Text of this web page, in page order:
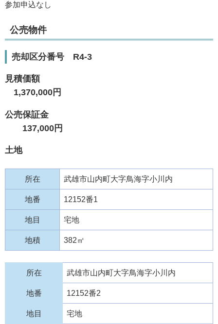
参加申込なし
公売物件
売却区分番号 R4-3
見積価額
1,370,000円
公売保証金
137,000円
土地
所在 武雄市山内町大字鳥海字小川内
地番 12152番1
地目 宅地
地積 382㎡
所在 武雄市山内町大字鳥海字小川内
地番 12152番2
地目 宅地